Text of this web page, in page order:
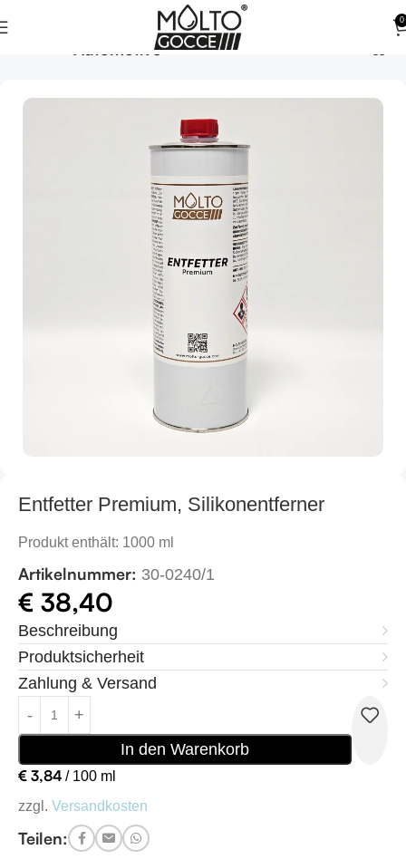
0
Automotive
Entfetter Premium, Silikonentferner
Produkt enthält: 1000 ml
Artikelnummer: 30-0240/1
€ 38,40
Beschreibung
Produktsicherheit
Zahlung & Versand
In den Warenkorb
€ 3,84 / 100 ml
zzgl. Versandkosten
Teilen: